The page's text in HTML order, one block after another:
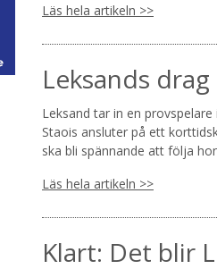
Läs hela artikeln >>
Leksands
Leksand tar in en
Staois ansluter på ett
ska bli spännande att följa
Läs hela artikeln >>
Klart: Det blir